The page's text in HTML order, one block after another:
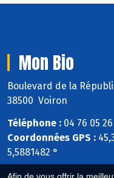
Mon Bio
Boulevard de la
38500 Voiron
Téléphone : 04 76 05
Coordonnées GPS :
5,5881482 °